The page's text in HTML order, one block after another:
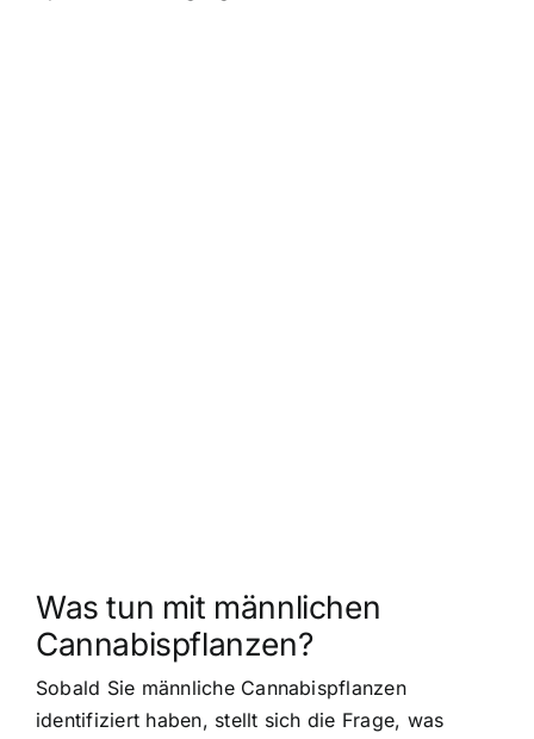
Was tun mit männlichen
Cannabispflanzen?
Sobald Sie männliche Cannabispflanzen
identifiziert haben, stellt sich die Frage, was